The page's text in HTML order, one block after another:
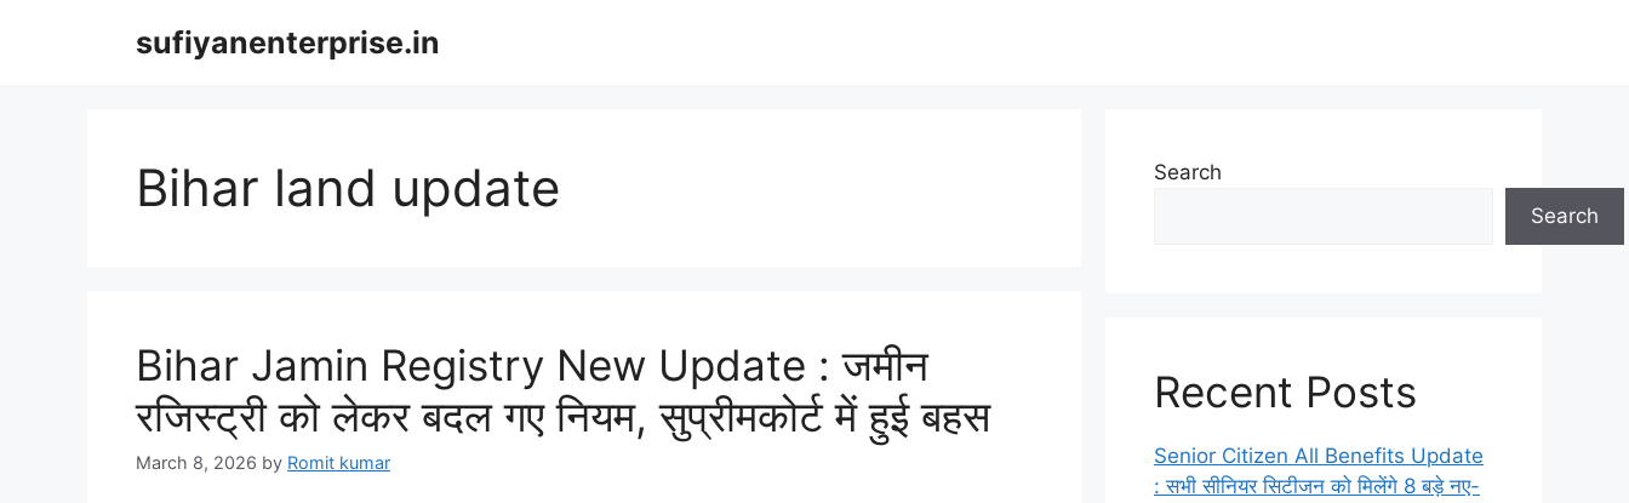
sufiyanenterprise.in
Bihar land update
Bihar Jamin Registry New Update : जमीन
रजिस्ट्री को लेकर बदल गए नियम, सुप्रीमकोर्ट में हुई बहस
March 8, 2026 by Romit kumar
Search
Search
Recent Posts
Senior Citizen All Benefits Update
: सभी सीनियर सिटीजन को मिलेंगे 8 बड़े नए-